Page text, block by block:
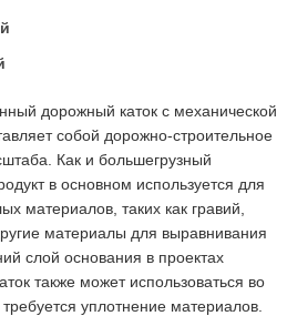
дорожный каток с механической
собой дорожно-строительное
Как и большегрузный
в основном используется для
материалов, таких как гравий,
материалы для выравнивания
слой основания в проектах
также может использоваться во
уплотнение материалов.